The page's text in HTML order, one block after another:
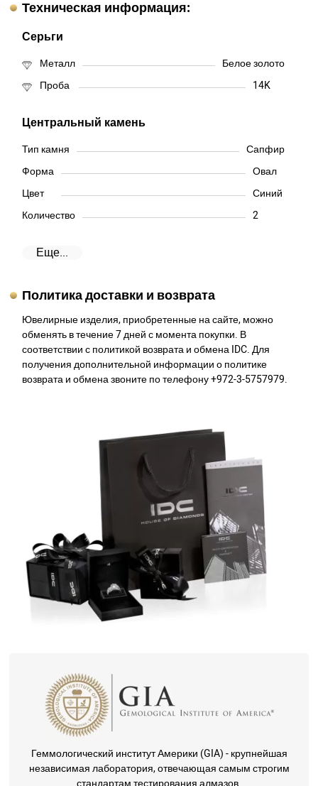
Техническая информация:
Серьги
Металл
Белое золото
Проба
14K
Центральный камень
Тип камня
Сапфир
Форма
Овал
Цвет
Синий
Количество
2
Еще...
Политика доставки и возврата
Ювелирные изделия, приобретенные на сайте, можно
обменять в течение 7 дней с момента покупки. В
соответствии с политикой возврата и обмена IDC. Для
получения дополнительной информации о политике
возврата и обмена звоните по телефону +972-3-5757979.
Геммологический институт Америки (GIA) - крупнейшая
независимая лаборатория, отвечающая самым строгим